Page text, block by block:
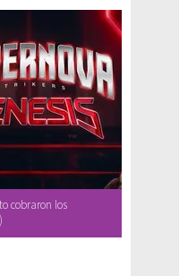
cobraron los